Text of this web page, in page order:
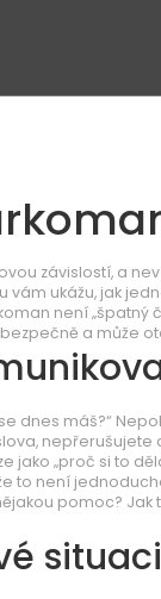
závislostí, a
ukážu, jak
není
a může
dnes máš?“
nepřerušujete
jako „proč si to
to není
pomoc?
situaci